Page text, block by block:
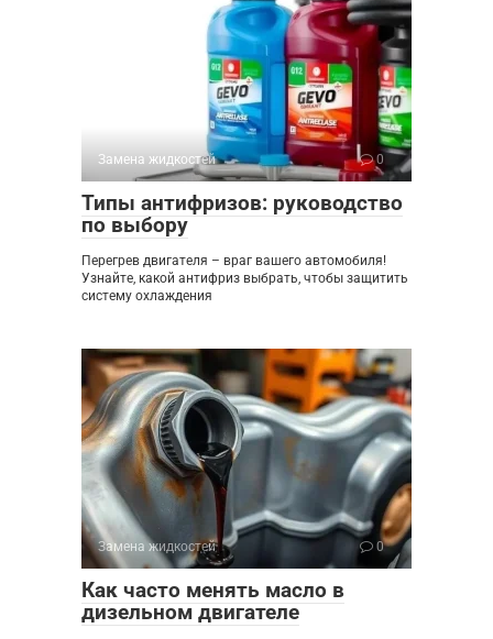
Замена жидкостей 0
Типы антифризов: руководство
по выбору
Перегрев двигателя – враг вашего автомобиля!
Узнайте, какой антифриз выбрать, чтобы защитить
систему охлаждения
Замена жидкостей 0
Как часто менять масло в
дизельном двигателе